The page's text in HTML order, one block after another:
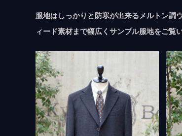
服地はしっかりと防寒が出来るメルトン調
ィード素材まで幅広くサンプル服地をご覧